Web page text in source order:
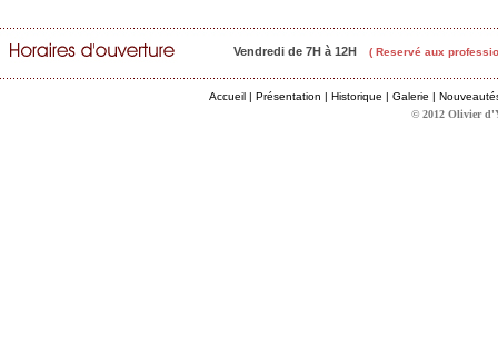
Vendredi de 7H à 12H ( Reservé aux
Accueil | Présentation | Historique | Galerie |
© 2012 Olivier